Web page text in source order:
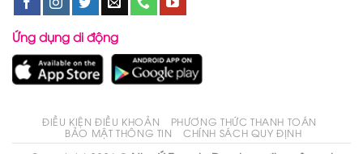
Ứng dụng di động
ĐIỀU KIỆN ĐIỀU KHOẢN
PHƯƠNG THỨC THANH TOÁN
BẢO MẬT THÔNG TIN
CHÍNH SÁCH QUY ĐỊNH